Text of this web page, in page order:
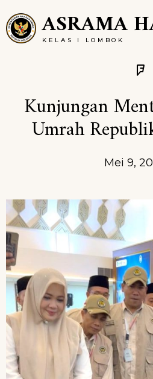
Skip
to
ASRAMA
KELAS I LOMBOK
Kunjungan
Umrah
Mei 9,